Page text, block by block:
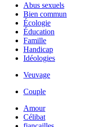
Abus sexuels
Bien commun
Écologie
Éducation
Famille
Handicap
Idéologies
Veuvage
Couple
Amour
Célibat